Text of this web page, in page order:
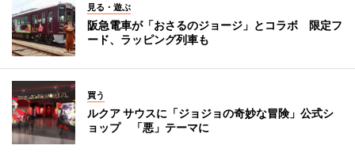
見る・遊ぶ
阪急電車が「おさるのジョージ」とコラボ 限定フ
ード、ラッピング列車も
買う
ルクア サウスに「ジョジョの奇妙な冒険」公式シ
ョップ 「悪」テーマに